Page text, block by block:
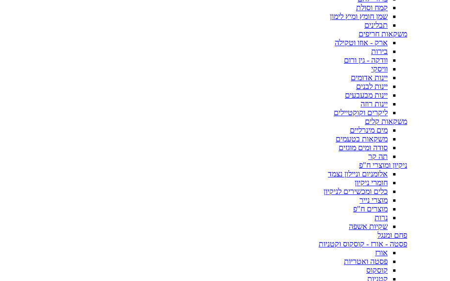
קמח וסולת
שמן חומץ ומיץ לימון
תבלינים
משקאות חריפים
ארק - אוזו וטקילה
בירות
וודקה - גין ורום
וויסקי
יינות אדומים
יינות לבנים
יינות מבעבעים
יינות רוזה
ליקרים וקוקטיילים
משקאות קלים
מים מינרליים
משקאות בטעמים
סודה ומים מוגזים
תה קר
ניקיון ומוצרי ח"פ
אלומניום וניילון נצמד
חומרי ניקיון
כלים ומכשירים לניקיון
מוצרי נייר
מוצרים ח"פ
נרות
שקיות אשפה
פחם ומנגל
פסטה - אורז - קוסקוס וקטניות
אורז
פסטה ואטריות
קוסקוס
קטניות